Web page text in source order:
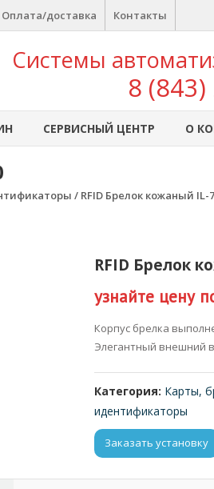
Оплата/доставка Контакты
Системы
8
СЕРВИСНЫЙ ЦЕНТР О
/ RFID Брелок кожаный IL-
RFID Брелок
узнайте цену
Корпус брелка
Элегантный внешний
Категория: Карты,
идентификаторы
Заказать установку